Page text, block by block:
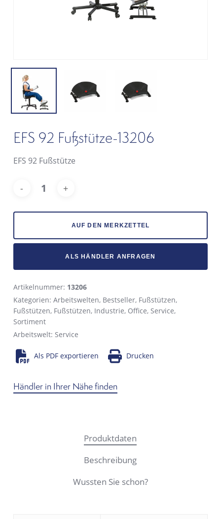
EFS 92 Fußstütze-13206
EFS 92 Fußstütze
AUF DEN MERKZETTEL
ALS HÄNDLER ANFRAGEN
Artikelnummer: 13206
Kategorien: Arbeitswelten, Bestseller, Fußstützen,
Fußstützen, Fußstützen, Industrie, Office, Service,
Sortiment
Arbeitswelt: Service
Als PDF exportieren Drucken
Händler in Ihrer Nähe finden
Produktdaten
Beschreibung
Wussten Sie schon?